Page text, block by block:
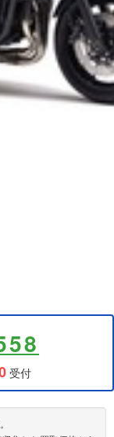
受付